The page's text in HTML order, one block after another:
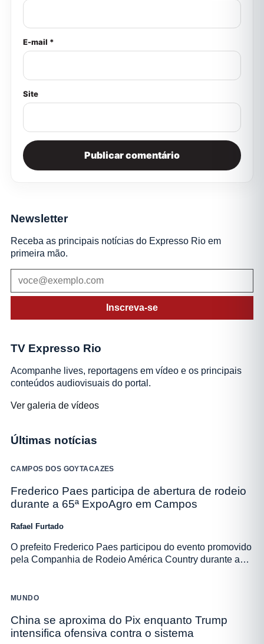
E-mail *
Site
Newsletter
Receba as principais notícias do Expresso Rio em
primeira mão.
Inscreva-se
TV Expresso Rio
Acompanhe lives, reportagens em vídeo e os principais
conteúdos audiovisuais do portal.
Ver galeria de vídeos
Últimas notícias
CAMPOS DOS GOYTACAZES
Frederico Paes participa de abertura de rodeio
durante a 65ª ExpoAgro em Campos
Rafael Furtado
O prefeito Frederico Paes participou do evento promovido
pela Companhia de Rodeio América Country durante a…
MUNDO
China se aproxima do Pix enquanto Trump
intensifica ofensiva contra o sistema